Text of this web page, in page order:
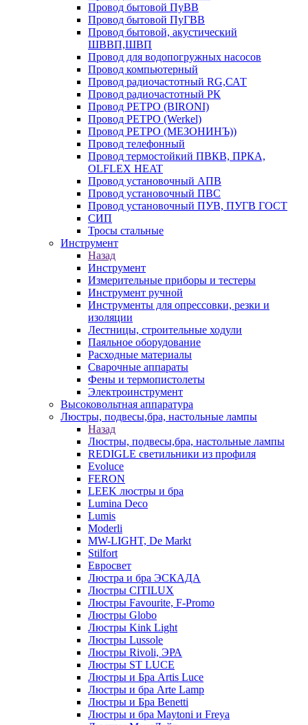
Провод бытовой ПуВВ
Провод бытовой ПуГВВ
Провод бытовой, акустический
ШВВП,ШВП
Провод для водопогружных насосов
Провод компьютерный
Провод радиочастотный RG,САТ
Провод радиочастотный РК
Провод РЕТРО (BIRONI)
Провод РЕТРО (Werkel)
Провод РЕТРО (МЕЗОНИНЪ))
Провод телефонный
Провод термостойкий ПВКВ, ПРКА,
OLFLEX HEAT
Провод установочный АПВ
Провод установочный ПВС
Провод установочный ПУВ, ПУГВ ГОСТ
СИП
Тросы стальные
Инструмент
Назад
Инструмент
Измерительные приборы и тестеры
Инструмент ручной
Инструменты для опрессовки, резки и
изоляции
Лестницы, строительные ходули
Паяльное оборудование
Расходные материалы
Сварочные аппараты
Фены и термопистолеты
Электроинструмент
Высоковольтная аппаратура
Люстры, подвесы,бра, настольные лампы
Назад
Люстры, подвесы,бра, настольные лампы
REDIGLE светильники из профиля
Evoluce
FERON
LEEK люстры и бра
Lumina Deco
Lumis
Moderli
MW-LIGHT, De Markt
Stilfort
Евросвет
Люстра и бра ЭСКАДА
Люстры CITILUX
Люстры Favourite, F-Promo
Люстры Globo
Люстры Kink Light
Люстры Lussole
Люстры Rivoli, ЭРА
Люстры ST LUCE
Люстры и Бра Artis Luce
Люстры и бра Arte Lamp
Люстры и Бра Benetti
Люстры и бра Maytoni и Freya